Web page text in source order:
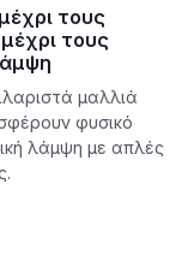
τους
τους
μαλλιά
φυσικό
λάμψη με απλές